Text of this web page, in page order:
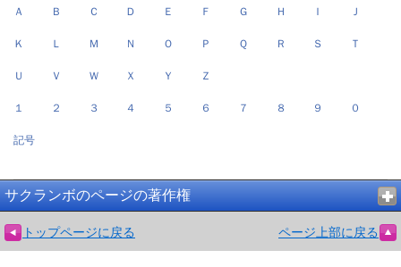
Ａ Ｂ Ｃ Ｄ Ｅ Ｆ Ｇ Ｈ Ｉ Ｊ
Ｋ Ｌ Ｍ Ｎ Ｏ Ｐ Ｑ Ｒ Ｓ Ｔ
Ｕ Ｖ Ｗ Ｘ Ｙ Ｚ
１ ２ ３ ４ ５ ６ ７ ８ ９ ０
記号
サクランボのページの著作権
トップページに戻る ページ上部に戻る